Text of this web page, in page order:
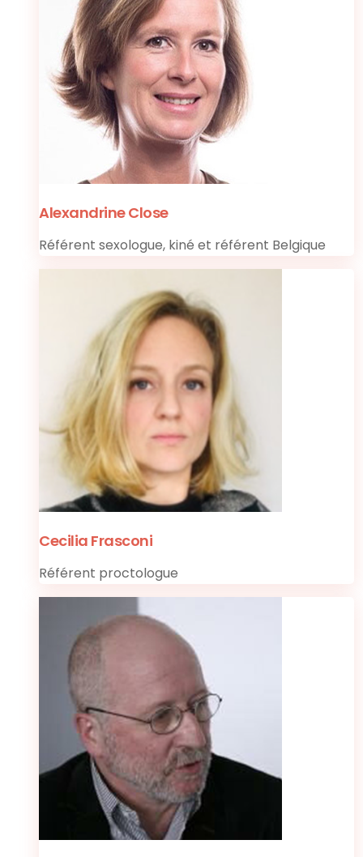
Alexandrine Close
Référent sexologue, kiné et référent Belgique
Cecilia Frasconi
Référent proctologue